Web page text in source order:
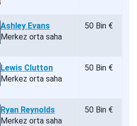
Ashley Evans
Merkez orta saha
50 Bin €
Lewis Clutton
Merkez orta saha
50 Bin €
Ryan Reynolds
Merkez orta saha
50 Bin €